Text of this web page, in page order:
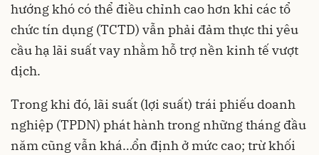
hướng khó có thể điều chỉnh cao hơn khi các tổ
chức tín dụng (TCTD) vẫn phải đảm thực thi yêu
cầu hạ lãi suất vay nhằm hỗ trợ nền kinh tế vượt
dịch.
Trong khi đó, lãi suất (lợi suất) trái phiếu doanh
nghiệp (TPDN) phát hành trong những tháng đầu
năm cũng vẫn khá…ổn định ở mức cao; trừ khối